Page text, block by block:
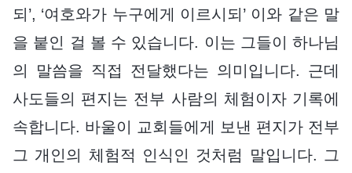
되’, ‘여호와가 누구에게 이르시되’ 이와 같은 말
을 붙인 걸 볼 수 있습니다. 이는 그들이 하나님
의 말씀을 직접 전달했다는 의미입니다. 근데
사도들의 편지는 전부 사람의 체험이자 기록에
속합니다. 바울이 교회들에게 보낸 편지가 전부
그 개인의 체험적 인식인 것처럼 말입니다. 그